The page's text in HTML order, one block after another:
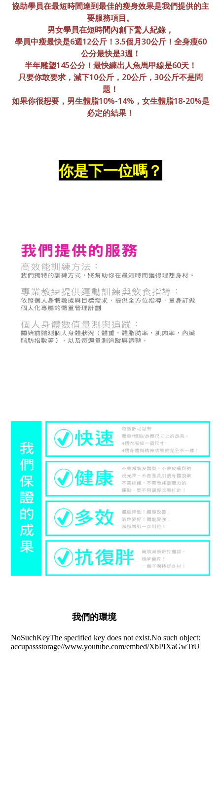
協助學員在最短時間達到最佳的瘦身效果是我們提供的主
要服務項目。
男女學員在短時間內創下驚人紀錄，
學員中瘦最快是6週12公斤！3.5個月30公斤！全身瘦60
公分最快是3週！
半年雕塑145公分！最快練出人魚馬甲線是60天！
只要你敢要求，減下10公斤，20公斤，30公斤不是問
題！
如果你很想要，男生體脂10%-14%，女生體脂18-20%是
必定的結果！
你是下一位嗎？
我們的環境